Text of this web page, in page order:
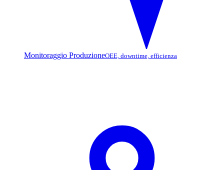
Monitoraggio ProduzioneOEE, downtime, efficienza